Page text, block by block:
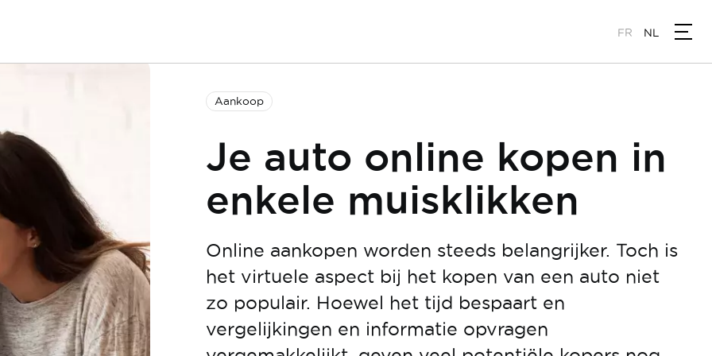
FR NL
Aankoop
Je auto online kopen in
enkele muisklikken
Online aankopen worden steeds belangrijker. Toch is
het virtuele aspect bij het kopen van een auto niet
zo populair. Hoewel het tijd bespaart en
vergelijkingen en informatie opvragen